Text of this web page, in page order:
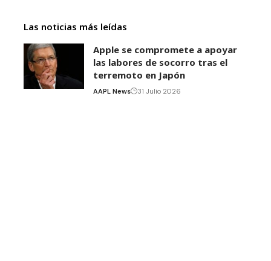
Las noticias más leídas
Apple se compromete a apoyar
las labores de socorro tras el
terremoto en Japón
AAPL News 31 Julio 2026